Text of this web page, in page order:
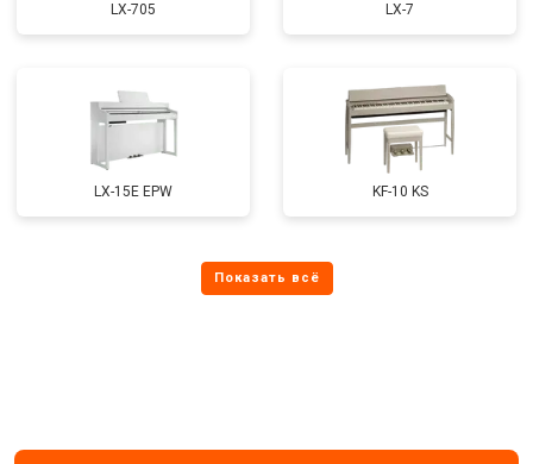
LX-705 LX-7
LX-15E EPW KF-10 KS